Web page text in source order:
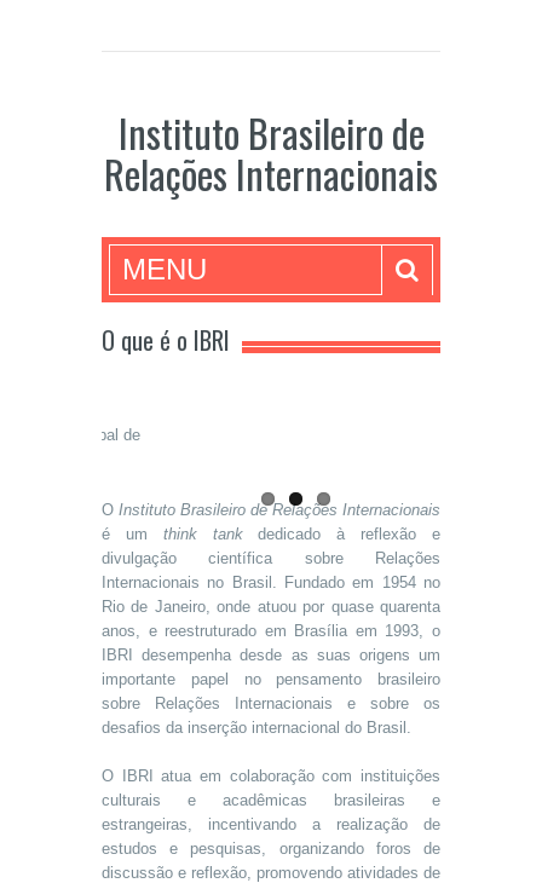
Instituto Brasileiro de
Relações Internacionais
MENU
O que é o IBRI
principal de
O Instituto Brasileiro de Relações Internacionais
é um think tankdedicado à reflexão e
divulgação científica sobre Relações
Internacionais no Brasil. Fundado em 1954 no
Rio de Janeiro, onde atuou por quase quarenta
anos, e reestruturado em Brasília em 1993, o
IBRI desempenha desde as suas origens um
importante papel no pensamento brasileiro
sobre Relações Internacionais e sobre os
desafios da inserção internacional do Brasil.
O IBRI atua em colaboração com instituições
culturais e acadêmicas brasileiras e
estrangeiras, incentivando a realização de
estudos e pesquisas, organizando foros de
discussão e reflexão, promovendo atividades de